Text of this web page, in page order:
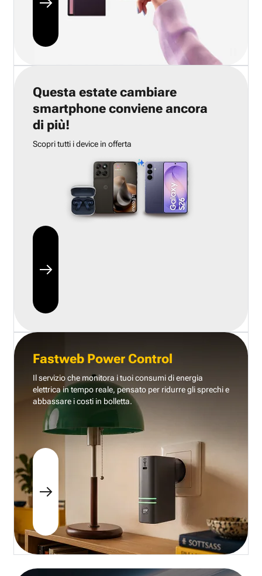
Questa estate cambiare
smartphone conviene ancora
di più!
Scopri tutti i device in offerta
Fastweb Power Control
Il servizio che monitora i tuoi consumi di energia
elettrica in tempo reale, pensato per ridurre gli sprechi e
abbassare i costi in bolletta.